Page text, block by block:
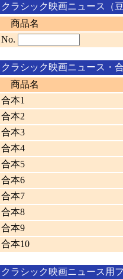
クラシック映画ニュース（
商品名
No.
クラシック映画ニュース・
商品名
合本1
合本2
合本3
合本4
合本5
合本6
合本7
合本8
合本9
合本10
クラシック映画ニュース用